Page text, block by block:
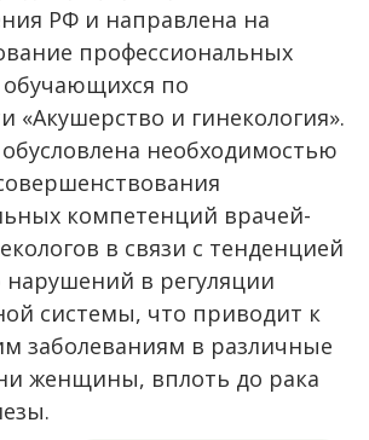
РФ и направлена на
профессиональных
по
«Акушерство и гинекология».
необходимостью
компетенций врачей-
в связи с тенденцией
в регуляции
системы, что приводит к
заболеваниям в различные
женщины, вплоть до рака